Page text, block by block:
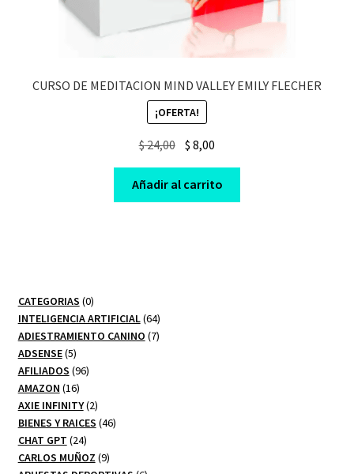
CURSO DE MEDITACION MIND VALLEY EMILY FLECHER
¡OFERTA!
$24,00 Original
was:
$ 24,00.
$ 8,00
is:
$ 8,00.
Añadir al carrito
CATEGORIAS 00
productos
INTELIGENCIA ARTIFICIAL 6464
productos
ADIESTRAMIENTO CANINO 77
ADSENSE 55
productos
AFILIADOS 9696
AMAZON 1616
productos
AXIE INFINITY 22
productos
BIENES Y RAICES 4646
CHAT GPT 2424
productos
CARLOS MUÑOZ 99